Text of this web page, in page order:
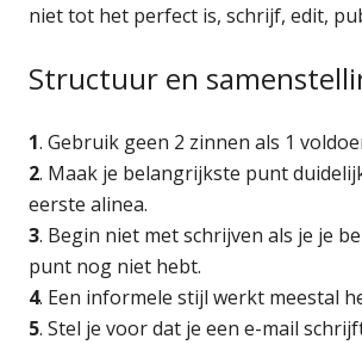
niet tot het perfect is, schrijf, edit,
Structuur en
1. Gebruik geen 2 zinnen als 1
2. Maak je belangrijkste punt
eerste alinea.
3. Begin niet met schrijven als je je
punt nog niet hebt.
4. Een informele stijl werkt meestal
5. Stel je voor dat je een e-mail